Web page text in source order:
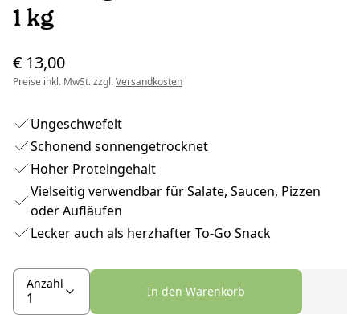
1 kg
€ 13,00
Preise inkl. MwSt. zzgl.Versandkosten
Ungeschwefelt
Schonend sonnengetrocknet
Hoher Proteingehalt
Vielseitig verwendbar für Salate, Saucen, Pizzen
oder Aufläufen
Lecker auch als herzhafter To-Go Snack
Anzahl
In den Warenkorb